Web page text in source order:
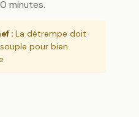
minutes.
: La détrempe doit
pour bien